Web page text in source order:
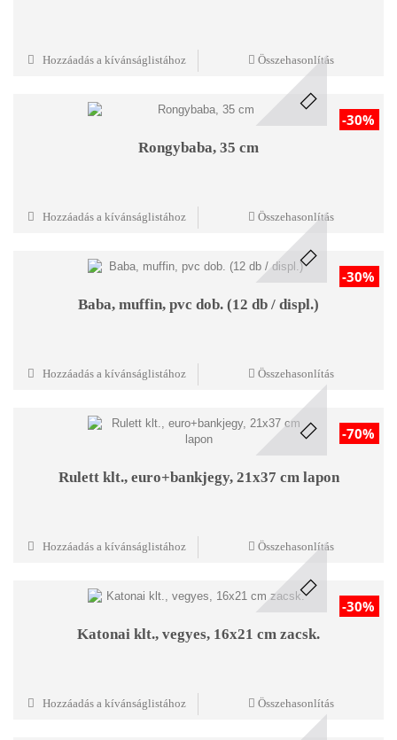
Hozzáadás a kívánságlistához Összehasonlítás
Rongybaba, 35 cm
-30%
Hozzáadás a kívánságlistához Összehasonlítás
Baba, muffin, pvc dob. (12 db / displ.)
-30%
Hozzáadás a kívánságlistához Összehasonlítás
Rulett klt., euro+bankjegy, 21x37 cm lapon
-70%
Hozzáadás a kívánságlistához Összehasonlítás
Katonai klt., vegyes, 16x21 cm zacsk.
-30%
Hozzáadás a kívánságlistához Összehasonlítás